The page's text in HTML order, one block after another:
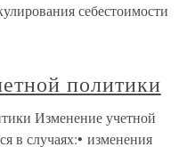
себестоимости
политики
Изменение учетной
в случаях:• изменения